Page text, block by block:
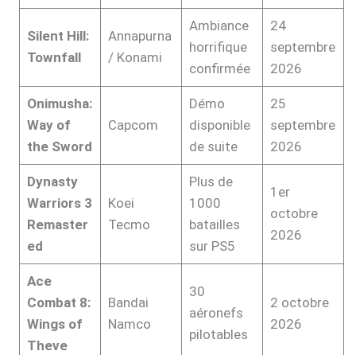
Silent Hill:
Townfall
Annapurna
/ Konami
Ambiance
horrifique
confirmée
24
septembre
2026
Onimusha:
Way of
the Sword
Capcom
Démo
disponible
de suite
25
septembre
2026
Dynasty
Warriors 3
Remaster
ed
Koei
Tecmo
Plus de
1000
batailles
sur PS5
1er
octobre
2026
Ace
Combat 8:
Wings of
Theve
Bandai
Namco
30
aéronefs
pilotables
2 octobre
2026